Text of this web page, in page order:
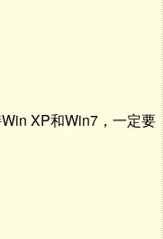
XP和Win7，一定要